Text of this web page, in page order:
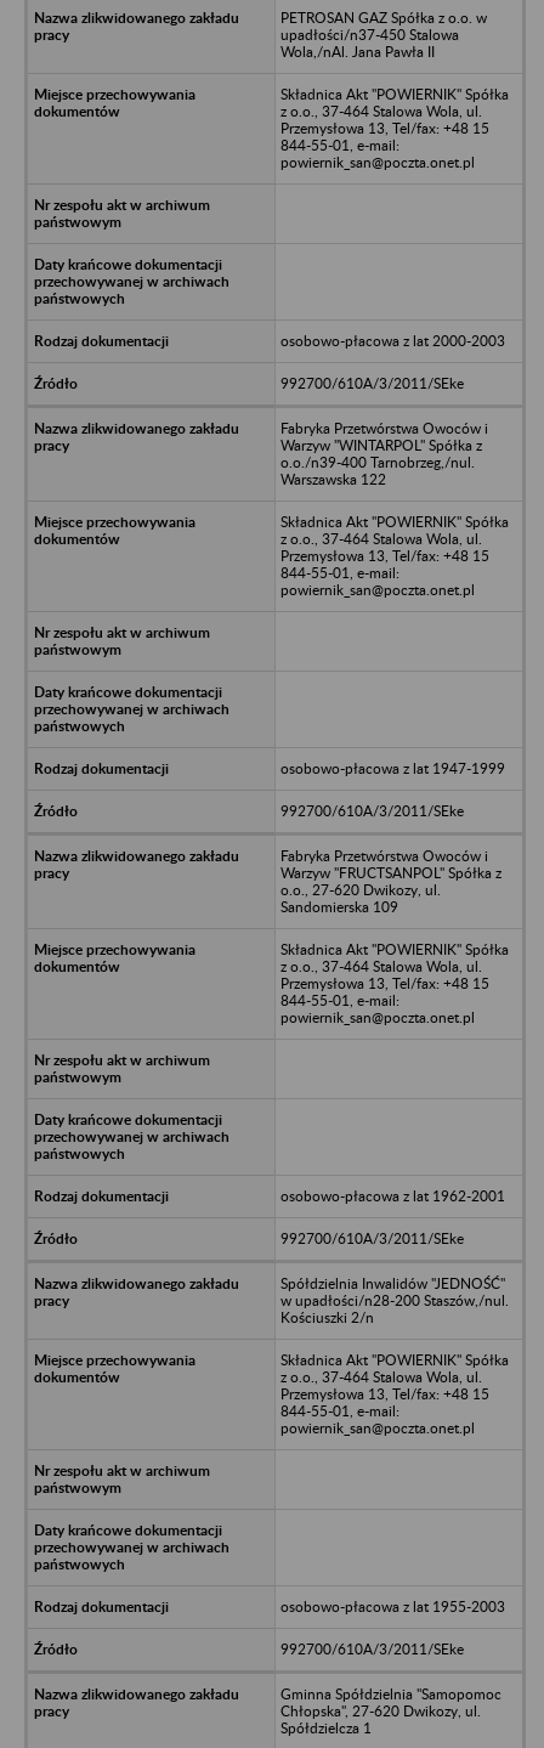
PETROSAN GAZ Spółka z o.o. w
upadłości/n37-450 Stalowa
Wola,/nAl. Jana Pawła II
Składnica Akt "POWIERNIK" Spółka
z o.o., 37-464 Stalowa Wola, ul.
Przemysłowa 13, Tel/fax: +48 15
844-55-01, e-mail:
powiernik_san@poczta.onet.pl
osobowo-płacowa z lat 2000-2003
992700/610A/3/2011/SEke
Fabryka Przetwórstwa Owoców i
Warzyw "WINTARPOL" Spółka z
o.o./n39-400 Tarnobrzeg,/nul.
Warszawska 122
Składnica Akt "POWIERNIK" Spółka
z o.o., 37-464 Stalowa Wola, ul.
Przemysłowa 13, Tel/fax: +48 15
844-55-01, e-mail:
powiernik_san@poczta.onet.pl
osobowo-płacowa z lat 1947-1999
992700/610A/3/2011/SEke
Fabryka Przetwórstwa Owoców i
Warzyw "FRUCTSANPOL" Spółka z
o.o., 27-620 Dwikozy, ul.
Sandomierska 109
Składnica Akt "POWIERNIK" Spółka
z o.o., 37-464 Stalowa Wola, ul.
Przemysłowa 13, Tel/fax: +48 15
844-55-01, e-mail:
powiernik_san@poczta.onet.pl
osobowo-płacowa z lat 1962-2001
992700/610A/3/2011/SEke
Spółdzielnia Inwalidów "JEDNOŚĆ"
w upadłości/n28-200 Staszów,/nul.
Kościuszki 2/n
Składnica Akt "POWIERNIK" Spółka
z o.o., 37-464 Stalowa Wola, ul.
Przemysłowa 13, Tel/fax: +48 15
844-55-01, e-mail:
powiernik_san@poczta.onet.pl
osobowo-płacowa z lat 1955-2003
992700/610A/3/2011/SEke
Gminna Spółdzielnia "Samopomoc
Chłopska", 27-620 Dwikozy, ul.
Spółdzielcza 1